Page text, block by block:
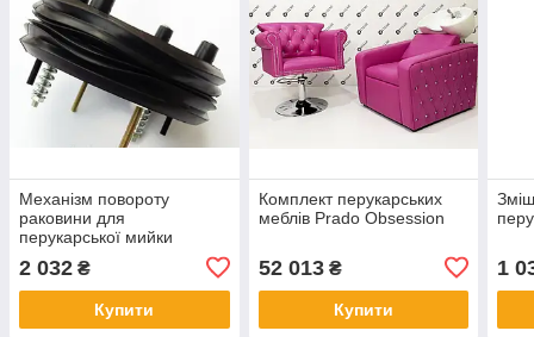
Механізм повороту
раковини для
перукарської мийки
2 032 ₴
Купити
Комплект перукарських
меблів Prado Obsession
52 013₴
Купити
1